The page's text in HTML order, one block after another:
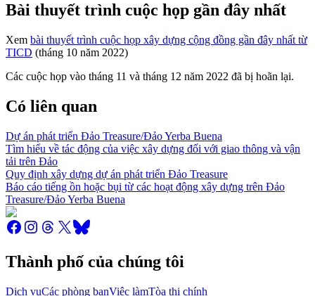
Bài thuyết trình cuộc họp gần đây nhất
Xem bài thuyết trình cuộc họp xây dựng cộng đồng gần đây nhất từ
TICD (tháng 10 năm 2022)
Các cuộc họp vào tháng 11 và tháng 12 năm 2022 đã bị hoãn lại.
Có liên quan
Dự án phát triển Đảo Treasure/Đảo Yerba Buena
Tìm hiểu về tác động của việc xây dựng đối với giao thông và vận
tải trên Đảo
Quy định xây dựng dự án phát triển Đảo Treasure
Báo cáo tiếng ồn hoặc bụi từ các hoạt động xây dựng trên Đảo
Treasure/Đảo Yerba Buena
Thành phố của chúng tôi
Dịch vụCác phòng banViệc làmTòa thị chính